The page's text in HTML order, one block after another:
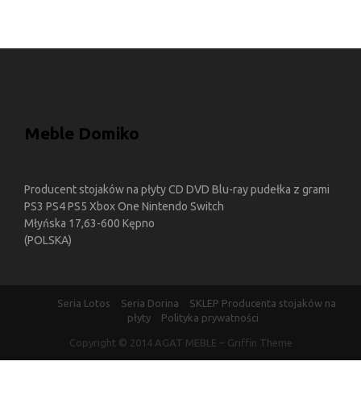
Meble Domiko
Producent stojaków na płyty CD DVD Blu-ray pudełka z grami
PS3 PS4 PS5 Xbox One Nintendo Switch
Młyńska 17,63-600 Kępno
(POLSKA)
Seria Lotos Seria Dorina
SKLEP Producenta stojaków na
płyty
Polityka prywatności
Copyright © 2014 AGAT MEBLE – Griffin Theme